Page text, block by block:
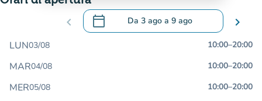
chevron_left calendar_today Da 3 ago a 9 ago
.Aprire il calendario per modificare le
chevron_right
LUN03/08 10:00–20:00
MAR04/08 10:00–20:00
MER05/08 10:00–20:00